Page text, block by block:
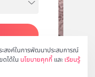
สงค์ในการพัฒนาประสบการณ์
ดได้ใน นโยบายคุกกี้ และ เรียนรู้